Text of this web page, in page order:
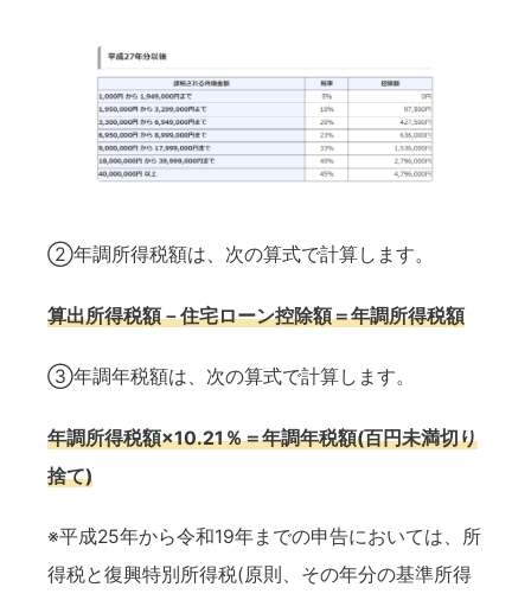
②年調所得税額は、次の算式で計算します。
算出所得税額－住宅ローン控除額＝年調所得税額
③年調年税額は、次の算式で計算します。
年調所得税額×10.21％＝年調年税額(百円未満切り
捨て)
※平成25年から令和19年までの申告においては、所
得税と復興特別所得税(原則、その年分の基準所得